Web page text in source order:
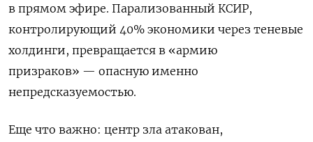
в прямом эфире. Парализованный КСИР,
контролирующий 40% экономики через теневые
холдинги, превращается в «армию
призраков» — опасную именно
непредсказуемостью.
Еще что важно: центр зла атакован,